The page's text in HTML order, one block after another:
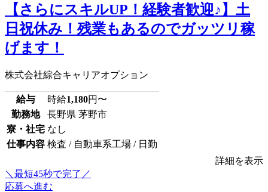
【さらにスキルUP！経験者歓迎♪】土
日祝休み！残業もあるのでガッツリ稼
げます！
株式会社綜合キャリアオプション
給与 時給1,180円〜
勤務地
長野県 茅野市
寮・社宅 なし
仕事内容 検査 / 自動車系工場 / 日勤
詳細を表示
＼最短45秒で完了／
応募へ進む